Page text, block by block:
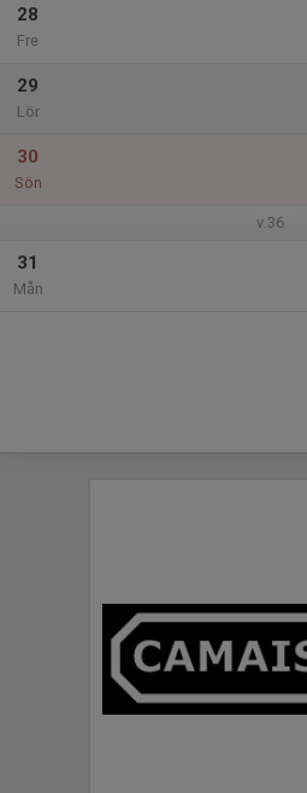
28
Fre
29
Lör
30
Sön
v.36
31
Mån